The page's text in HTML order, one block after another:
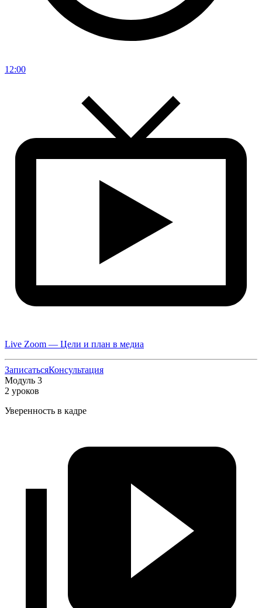
12:00
Live Zoom — Цели и план в медиа
ЗаписатьсяКонсультация
Модуль 3
2 уроков
Уверенность в кадре